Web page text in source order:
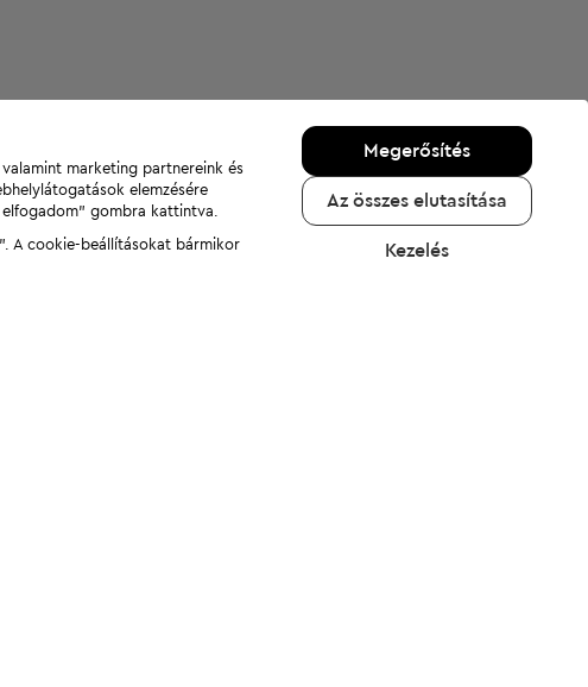
marketing partnereink és
elemzésére
gombra kattintva.
A cookie-beállításokat bármikor
Megerősítés
Az összes elutasítása
Kezelés